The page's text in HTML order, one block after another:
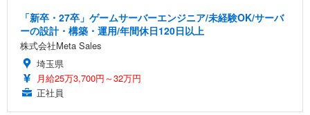
「新卒・27卒」ゲームサーバーエンジニア/未経験OK/サーバ
ーの設計・構築・運用/年間休日120日以上
株式会社Meta Sales
埼玉県
月給25万3,700円～32万円
正社員